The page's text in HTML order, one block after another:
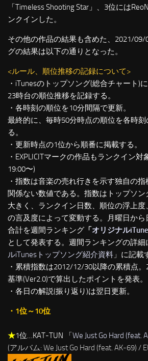
「Timeless Shooting Star」、3位には
ンクインした。
その他の作品の結果も含めた、2021/09/
グの結果は以下の通りとなった。
<ルール、順位推移の記録について>
・iTunesのトップソング(総合チャート)
23時台の順位推移を記録する。
・各時刻の順位を10分間隔で更新。
最終的に、毎時50分時点の順位を各時
る。
・更新時点の1位から順番に掲載する。
・EXPLICITマークの作品もランクイン
19:00〜)
・指数は音楽の売れ行きを示す独自の
関係ない数値である。指数はトップソ
大きく、ランクイン日数、順位の浮上
の言及度によって変動する。月曜日か
合計を週間ランキング 「オリジナル
として発表する。週間ランキングの詳細
ルiTunesトップソング紹介資料 」に記載
・累積指数は2012/12/30以降の累積点
基準(Ver2.0)で算出したポイントを発表。
・各日の解説(振り返り)は翌日更新。
・1位～10位
★1位…KAT-TUN 「We Just Go Hard (feat.
(アルバム: We Just Go Hard (feat. AK-69) /